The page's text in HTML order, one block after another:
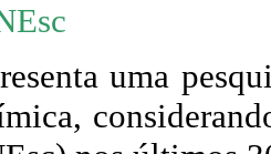
uma